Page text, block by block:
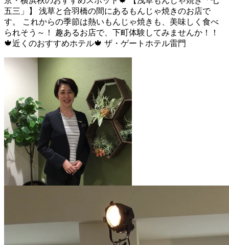
五三」】 浅草と合羽橋の間にあるもんじゃ焼きのお店で
す。 これからの季節は熱いもんじゃ焼きも、美味しく食べ
られそう～！ 趣あるお店で、下町体験してみませんか！！
🍁近くのおすすめホテル🍁 ザ・ゲートホテル雷門